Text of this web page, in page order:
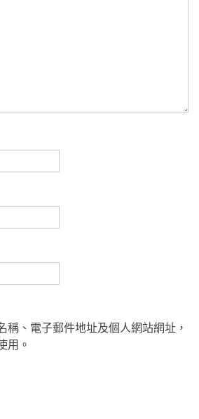
稱、電子郵件地址及個人網站網址，
用。